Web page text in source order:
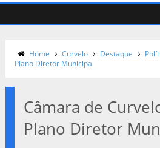
Home Curvelo Destaque
Plano Diretor Municipal
Câmara de
Plano Diretor